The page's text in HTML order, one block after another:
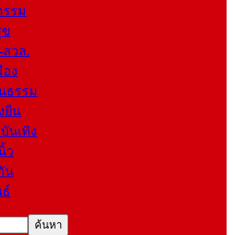
รม
วล.
อง
ธรรม
ยืน
นเทิง
ว
น